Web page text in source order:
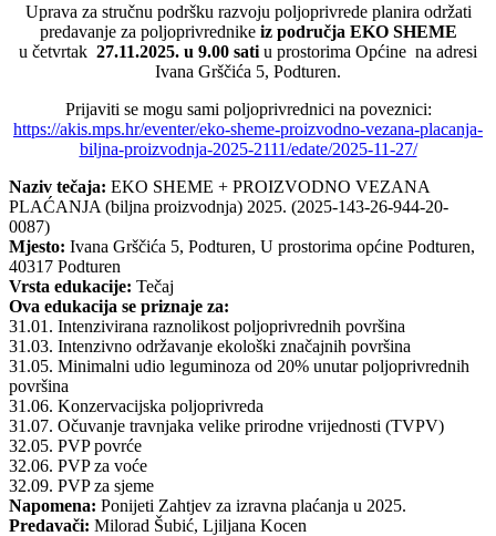
Uprava za stručnu podršku razvoju poljoprivrede planira održati
predavanje za poljoprivrednike iz područja EKO SHEME
u četvrtak 27.11.2025. u 9.00 sati u prostorima Općine na adresi
Ivana Grščića 5, Podturen.
Prijaviti se mogu sami poljoprivrednici na poveznici:
https://akis.mps.hr/eventer/eko-sheme-proizvodno-vezana-placanja-
biljna-proizvodnja-2025-2111/edate/2025-11-27/
Naziv tečaja: EKO SHEME + PROIZVODNO VEZANA
PLAĆANJA (biljna proizvodnja) 2025. (2025-143-26-944-20-
0087)
Mjesto: Ivana Grščića 5, Podturen, U prostorima općine Podturen,
40317 Podturen
Vrsta edukacije: Tečaj
Ova edukacija se priznaje za:
31.01. Intenzivirana raznolikost poljoprivrednih površina
31.03. Intenzivno održavanje ekološki značajnih površina
31.05. Minimalni udio leguminoza od 20% unutar poljoprivrednih
površina
31.06. Konzervacijska poljoprivreda
31.07. Očuvanje travnjaka velike prirodne vrijednosti (TVPV)
32.05. PVP povrće
32.06. PVP za voće
32.09. PVP za sjeme
Napomena: Ponijeti Zahtjev za izravna plaćanja u 2025.
Predavači: Milorad Šubić, Ljiljana Kocen